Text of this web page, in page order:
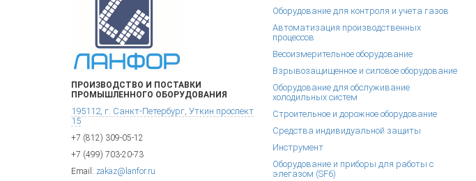
ПРОИЗВОДСТВО И ПОСТАВКИ
ПРОМЫШЛЕННОГО ОБОРУДОВАНИЯ
195112, г. Санкт-Петербург, Уткин проспект
15
+7 (812) 309-05-12
+7 (499) 703-20-73
Email: zakaz@lanfor.ru
Оборудование для контроля и учета газов
Автоматизация производственных
процессов
Весоизмерительное оборудование
Взрывозащищенное и силовое оборудование
Оборудование для обслуживание
холодильных систем
Строительное и дорожное оборудование
Средства индивидуальной защиты
Инструмент
Оборудование и приборы для работы с
элегазом (SF6)